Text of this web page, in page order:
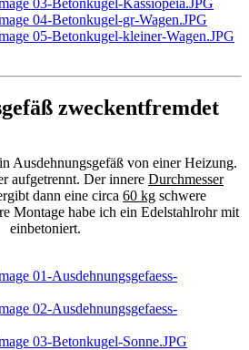
zweckentfremdet
Ausdehnungsgefäß von einer Heizung.
aufgetrennt. Der innere Durchmesser
dann eine circa 60 kg schwere
Montage habe ich ein Edelstahlrohr mit
einbetoniert.